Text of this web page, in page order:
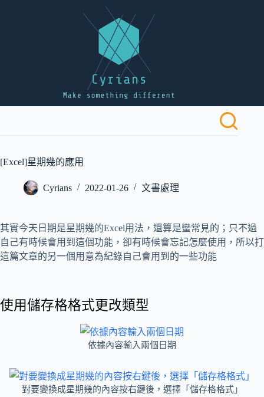
[Excel]星期幾的應用
Cyrians 2022-01-26 文書處理
其實今天日期是星期幾的Excel用法，還算是蠻常見的；只不過
自己有時候會用到這個功能，卻有時候會忘記怎麼使用，所以打
這篇文章的另一個用意為紀錄自己會用到的一些功能
使用儲存格格式更改類型
依據內容輸入兩個日期
對要變換成星期幾的內容按右鍵後，選擇「儲存格格式」